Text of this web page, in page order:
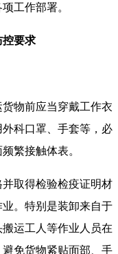
工作部署。
控要求
物前应当穿戴工作衣
科口罩、手套等，必
繁接触体表。
取得检验检疫证明材
。特别是装卸来自于
运工人等作业人员在
免货物紧贴面部、手